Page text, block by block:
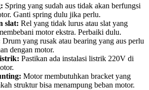
Spring yang sudah aus tidak akan berfungsi
Ganti spring dulu jika perlu.
slat: Rel yang tidak lurus atau slat yang
motor ekstra. Perbaiki dulu.
Drum yang rusak atau bearing yang aus perlu
dengan motor.
Pastikan ada instalasi listrik 220V di
Motor membutuhkan bracket yang
struktur bisa menampung beban motor.